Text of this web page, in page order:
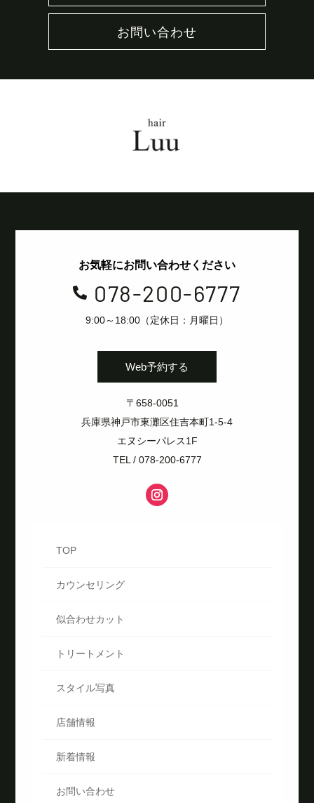
お問い合わせ
お気軽にお問い合わせください
 078-200-6777
9:00～18:00（定休日：月曜日）
Web予約する
〒658-0051
兵庫県神戸市東灘区住吉本町1-5-4
エヌシーパレス1F
TEL / 078-200-6777
TOP
カウンセリング
似合わせカット
トリートメント
スタイル写真
店舗情報
新着情報
お問い合わせ